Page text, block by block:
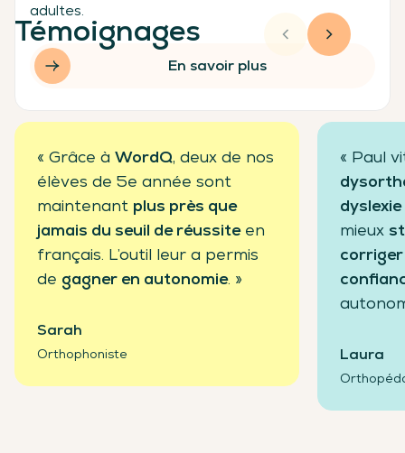
adultes.
En savoir plus
Témoignages
« Grâce à WordQ, deux de nos
élèves de 5e année sont
maintenant plus près que
jamais du seuil de réussiteen
français. L’outil leur a permis
de gagner en autonomie. »
Sarah
Orthophoniste
« Paul
dyslexie
mieux
Laura